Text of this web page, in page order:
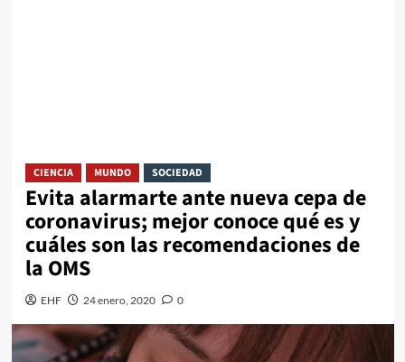
CIENCIA MUNDO SOCIEDAD
Evita alarmarte ante nueva cepa de
coronavirus; mejor conoce qué es y
cuáles son las recomendaciones de
la OMS
EHF 24 enero, 2020 0